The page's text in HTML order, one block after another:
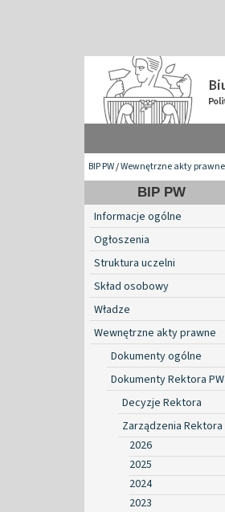
BIP PW/Wewnętrzne akty prawne
BIP PW
Informacje ogólne
Ogłoszenia
Struktura uczelni
Skład osobowy
Władze
Wewnętrzne akty prawne
Dokumenty ogólne
Dokumenty Rektora PW
Decyzje Rektora
Zarządzenia Rektora
2026
2025
2024
2023